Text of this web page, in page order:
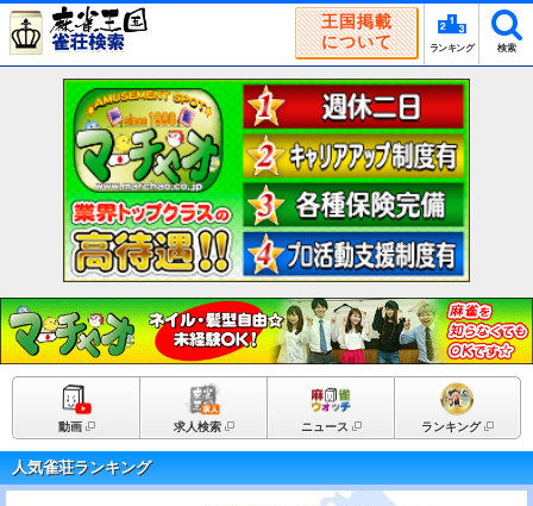
王国掲載
について
ランキング 検索
動画 求人検索 ニュース ランキング
人気雀荘ランキング